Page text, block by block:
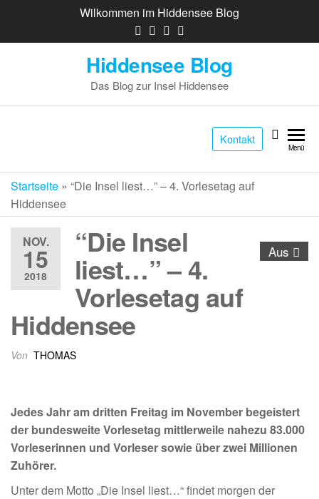
Wilkommen im Hiddensee Blog
Hiddensee Blog
Das Blog zur Insel Hiddensee
Kontakt
Menü
Startseite » “Die Insel liest…” – 4. Vorlesetag auf
Hiddensee
NOV.
15
2018
Aus
“Die Insel
liest…” – 4.
Vorlesetag auf
Hiddensee
Von THOMAS
Jedes Jahr am dritten Freitag im November begeistert
der bundesweite Vorlesetag mittlerweile nahezu 83.000
Vorleserinnen und Vorleser sowie über zwei Millionen
Zuhörer.
Unter dem Motto „Die Insel liest…“ findet morgen der